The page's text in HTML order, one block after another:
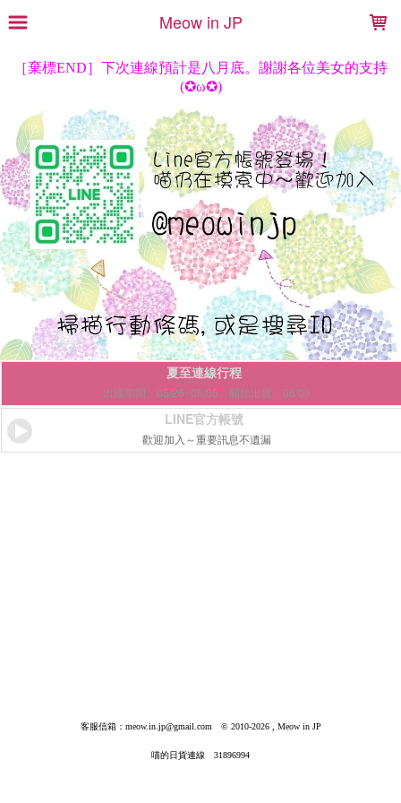
Meow in JP
夏至連線行程
出國期間：05/26~06/05。開始出貨：06/09
LINE官方帳號
歡迎加入～重要訊息不遺漏